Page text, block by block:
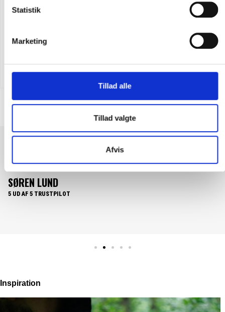
Statistik
Marketing
Tillad alle
Tillad valgte
Afvis
Flere varianter
DKK 723,75m. moms
DKK 579,00u. moms
brugervenlig website. Hvor produkterne lever op til produkt
levering......What's not to like.
Inspiration